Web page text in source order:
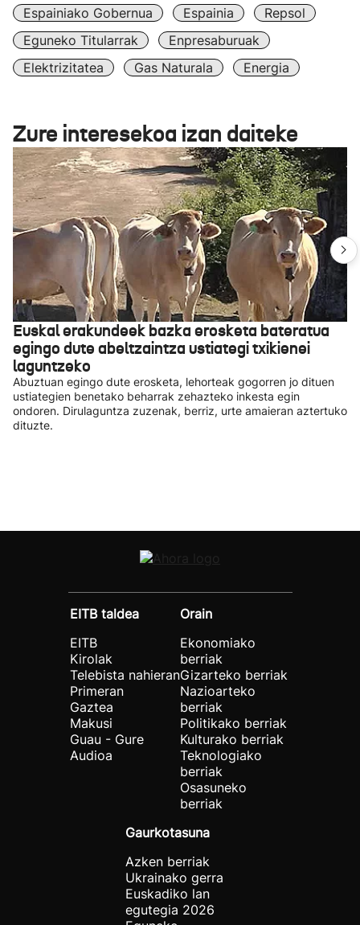
Espainiako Gobernua
Espainia
Repsol
Eguneko Titularrak
Enpresaburuak
Elektrizitatea
Gas Naturala Energia
Zure interesekoa izan daiteke
Euskal erakundeek bazka erosketa bateratua
egingo dute abeltzaintza ustiategi txikienei
laguntzeko
Abuztuan egingo dute erosketa, lehorteak gogorren jo dituen
ustiategien benetako beharrak zehazteko inkesta egin
ondoren. Dirulaguntza zuzenak, berriz, urte amaieran aztertuko
dituzte.
EITB taldea
EITB
Kirolak
Telebista nahieran
Primeran
Gaztea
Makusi
Guau - Gure
Audioa
Orain
Ekonomiako
berriak
Gizarteko berriak
Nazioarteko
berriak
Politikako berriak
Kulturako berriak
Teknologiako
berriak
Osasuneko
berriak
Gaurkotasuna
Azken berriak
Ukrainako gerra
Euskadiko lan
egutegia 2026